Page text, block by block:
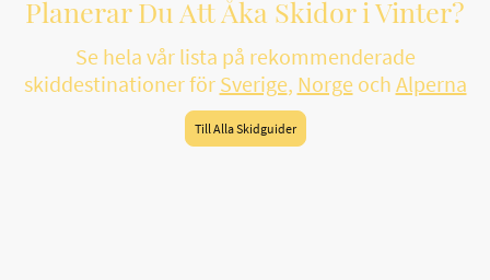
Planerar Du Att Åka Skidor i Vinter?
Till Alla Skidguider
Se hela vår lista på rekommenderade
skiddestinationer för Sverige, Norge och Alperna